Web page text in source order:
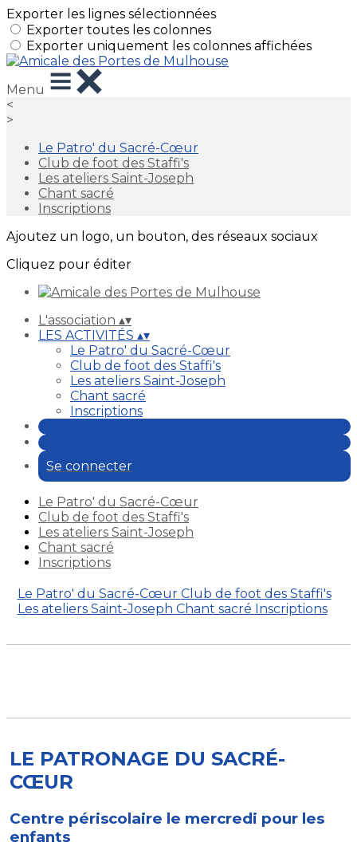
Exporter les lignes sélectionnées
Exporter toutes les colonnes
Exporter uniquement les colonnes affichées
Menu
<
>
Le Patro' du Sacré-Cœur
Club de foot des Staffi's
Les ateliers Saint-Joseph
Chant sacré
Inscriptions
Ajoutez un logo, un bouton, des réseaux sociaux
Cliquez pour éditer
L'association ▴▾
LES ACTIVITÉS ▴▾
Le Patro' du Sacré-Cœur
Club de foot des Staffi's
Les ateliers Saint-Joseph
Chant sacré
Inscriptions
Se connecter
Le Patro' du Sacré-Cœur
Club de foot des Staffi's
Les ateliers Saint-Joseph
Chant sacré
Inscriptions
Le Patro' du Sacré-Cœur Club de foot des Staffi's
Les ateliers Saint-Joseph Chant sacré Inscriptions
LE PATRONAGE DU SACRÉ-
CŒUR
Centre périscolaire le mercredi pour les
enfants